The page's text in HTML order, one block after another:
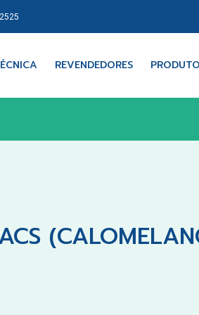
REVENDEDORES